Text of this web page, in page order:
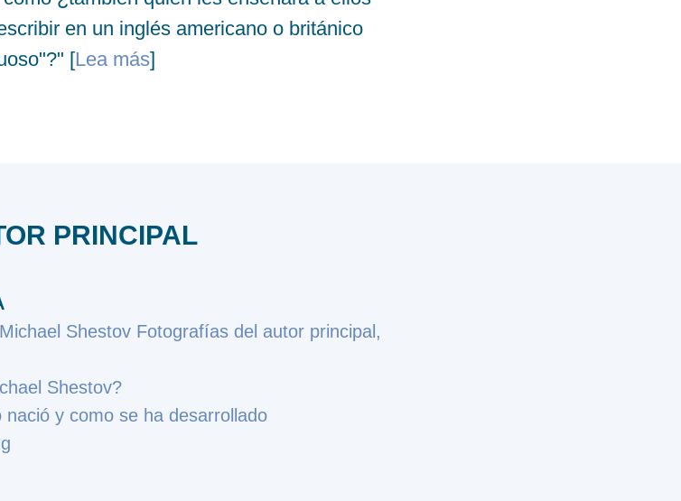
en un inglés americano o británico
[Lea más]
PRINCIPAL
Shestov Fotografías del autor principal,
Shestov?
y como se ha desarrollado